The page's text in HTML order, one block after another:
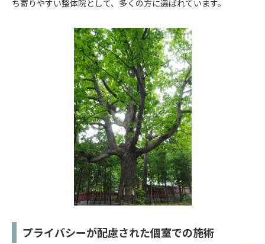
ち寄りやすい整体院として、多くの方に選ばれています。
プライバシーが配慮された個室での施術